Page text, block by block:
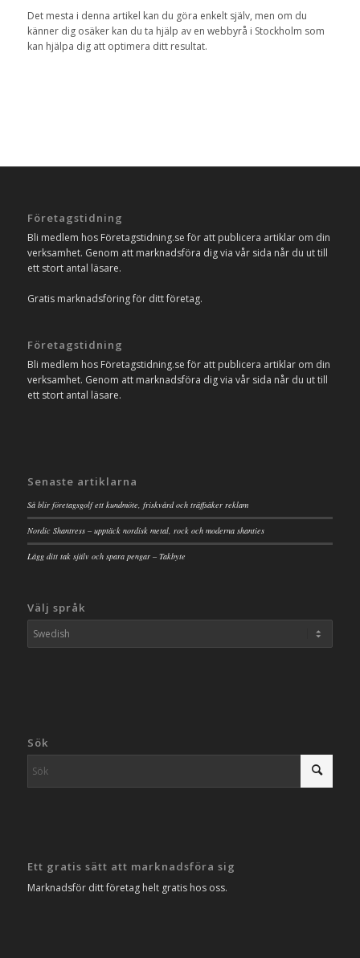
Det mesta i denna artikel kan du göra enkelt själv, men om du
känner dig osäker kan du ta hjälp av en webbyrå i Stockholm som
kan hjälpa dig att optimera ditt resultat.
Företagstidning
Bli medlem hos Företagstidning.se för att publicera artiklar om din
verksamhet. Genom att marknadsföra dig via vår sida når du ut till
ett stort antal läsare.
Gratis marknadsföring för ditt företag.
Företagstidning
Bli medlem hos Företagstidning.se för att publicera artiklar om din
verksamhet. Genom att marknadsföra dig via vår sida når du ut till
ett stort antal läsare.
Senaste artiklarna
Så blir företagsgolf ett kundmöte, friskvård och träffsäker reklam
Nordic Shantress – upptäck nordisk metal, rock och moderna shanties
Lägg ditt tak själv och spara pengar – Takbyte
Välj språk
Sök
Ett gratis sätt att marknadsföra sig
Marknadsför ditt företag helt gratis hos oss.